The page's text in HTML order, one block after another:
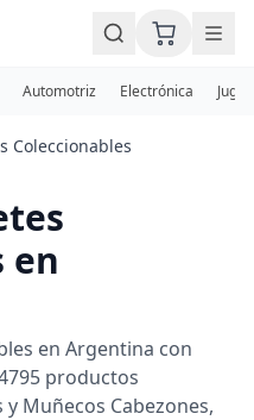
Automotriz Electrónica
Coleccionables
en
en Argentina con
productos
Muñecos Cabezones,